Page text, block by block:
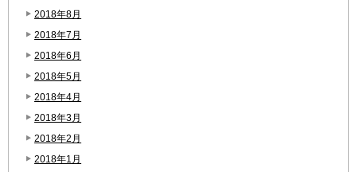
2018年8月
2018年7月
2018年6月
2018年5月
2018年4月
2018年3月
2018年2月
2018年1月